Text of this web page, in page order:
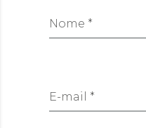
Nome *
E-mail *